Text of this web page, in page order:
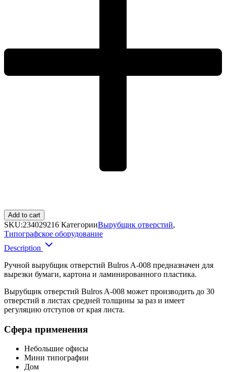
Add to cart
SKU:234029216 КатегорииВырубщик отверстий,
Типографское оборудование
Description
Ручной вырубщик отверстий Bulros A-008 предназначен для
вырезки бумаги, картона и ламинированного пластика.
Вырубщик отверстий Bulros A-008 может производить до 30
отверстий в листах средней толщины за раз и имеет
регуляцию отступов от края листа.
Сфера применения
Небольшие офисы
Мини типографии
Дом